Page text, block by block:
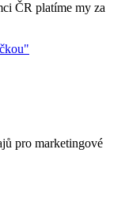
ČR platíme my za
pro marketingové